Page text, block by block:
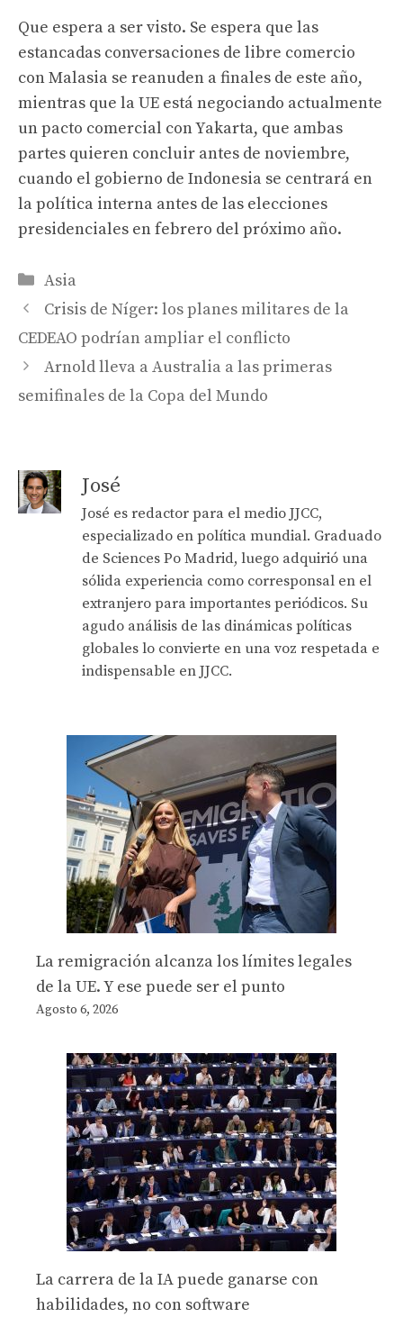
Que espera a ser visto. Se espera que las
estancadas conversaciones de libre comercio
con Malasia se reanuden a finales de este año,
mientras que la UE está negociando actualmente
un pacto comercial con Yakarta, que ambas
partes quieren concluir antes de noviembre,
cuando el gobierno de Indonesia se centrará en
la política interna antes de las elecciones
presidenciales en febrero del próximo año.
Categories
Asia
Crisis de Níger: los planes militares de la
CEDEAO podrían ampliar el conflicto
Arnold lleva a Australia a las primeras
semifinales de la Copa del Mundo
José
José es redactor para el medio JJCC,
especializado en política mundial. Graduado
de Sciences Po Madrid, luego adquirió una
sólida experiencia como corresponsal en el
extranjero para importantes periódicos. Su
agudo análisis de las dinámicas políticas
globales lo convierte en una voz respetada e
indispensable en JJCC.
La remigración alcanza los límites legales
de la UE. Y ese puede ser el punto
Agosto 6, 2026
La carrera de la IA puede ganarse con
habilidades, no con software